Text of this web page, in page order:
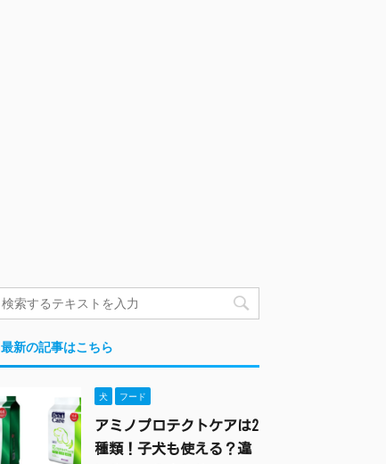
最新の記事はこちら
犬 フード
アミノプロテクトケアは2
種類！子犬も使える？違